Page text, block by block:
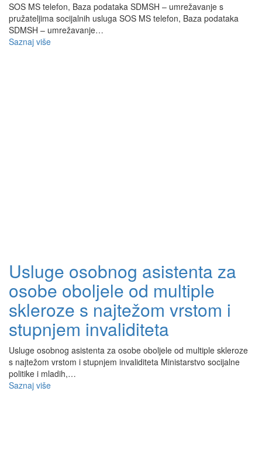
SOS MS telefon, Baza podataka SDMSH – umrežavanje s
pružateljima socijalnih usluga SOS MS telefon, Baza podataka
SDMSH – umrežavanje…
Saznaj više
Usluge osobnog asistenta za
osobe oboljele od multiple
skleroze s najtežom vrstom i
stupnjem invaliditeta
Usluge osobnog asistenta za osobe oboljele od multiple skleroze
s najtežom vrstom i stupnjem invaliditeta Ministarstvo socijalne
politike i mladih,…
Saznaj više